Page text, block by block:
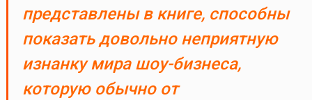
представлены в книге, способны
показать довольно неприятную
изнанку мира шоу-бизнеса,
которую обычно от